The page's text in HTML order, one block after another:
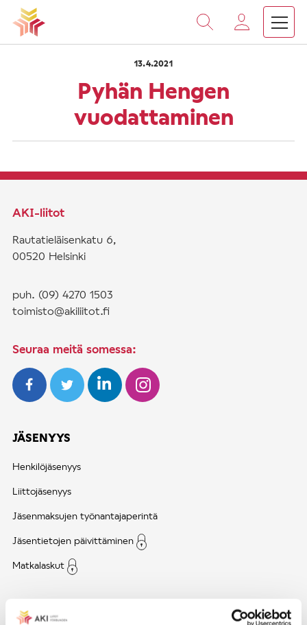
Vieritä
sisältöön
Etusivu Pyhän Hengen vuodattaminen
13.4.2021
Pyhän Hengen
vuodattaminen
AKI-liitot
Rautatieläisenkatu 6,
00520 Helsinki
puh. (09) 4270 1503
toimisto@akiliitot.fi
Seuraa meitä somessa:
JÄSENYYS
Henkilöjäsenyys
Liittojäsenyys
Jäsenmaksujen työnantajaperintä
Jäsentietojen päivittäminen
Matkalaskut
AJANKOHTAISTA